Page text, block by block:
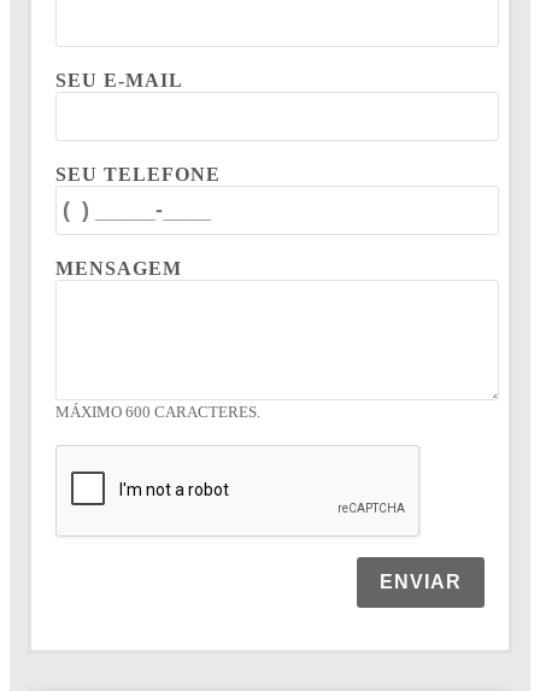
SEU E-MAIL
SEU TELEFONE
MENSAGEM
MÁXIMO 600 CARACTERES.
ENVIAR